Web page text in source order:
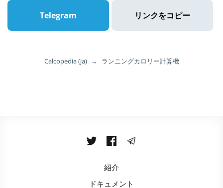
Telegram リンクをコピー
Calcopedia (ja) → ランニングカロリー計算機
紹介
ドキュメント